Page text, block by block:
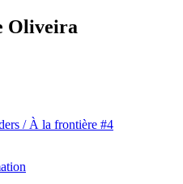
Oliveira
/ À la frontière #4